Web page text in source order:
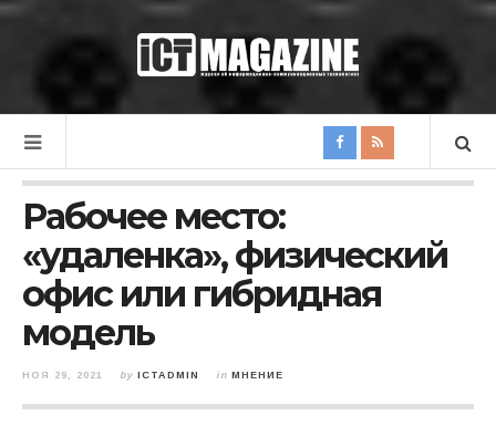
Рабочее место:
«удаленка», физический
офис или гибридная
модель
НОЯ 29, 2021 by ICTADMIN in МНЕНИЕ